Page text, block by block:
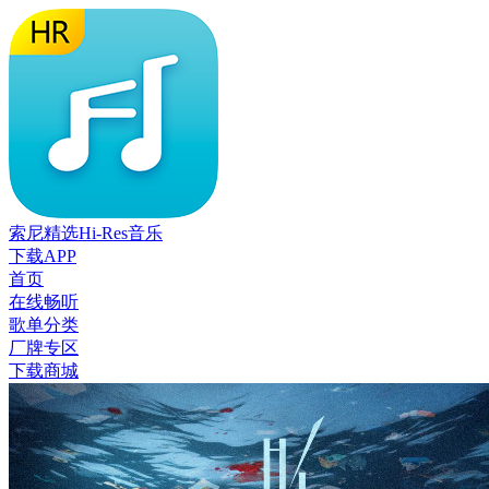
索尼精选Hi-Res音乐
下载APP
首页
在线畅听
歌单分类
厂牌专区
下载商城